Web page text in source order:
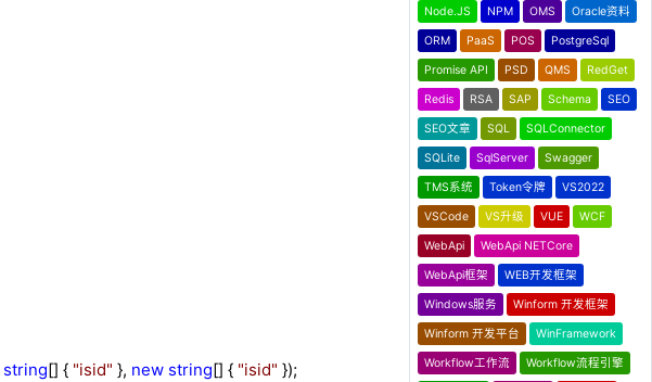
string[] { "isid" }, new string[] { "isid" });
Node.JS NPM OMS Oracle资料
ORM PaaS POS PostgreSql
Promise API PSD QMS RedGet
Redis RSA SAP Schema SEO
SEO文章 SQL SQLConnector
SQLite SqlServer Swagger
TMS系统 Token令牌 VS2022
VSCode VS升级 VUE WCF
WebApi WebApi NETCore
WebApi框架 WEB开发框架
Windows服务 Winform 开发框架
Winform 开发平台 WinFramework
Workflow工作流 Workflow流程引擎